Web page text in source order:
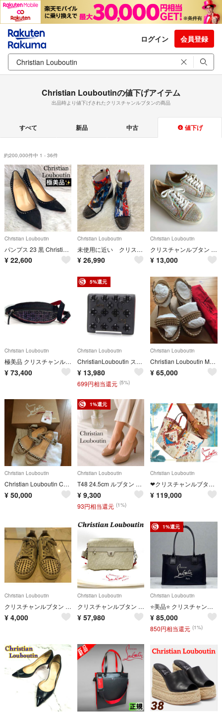
ログイン 会員登録
Christian Louboutinの値下げアイテム
出品時より値下げされたクリスチャンルブタンの商品
すべて 新品 中古 値下げ
約200,000件中 1 - 36件
Christian Louboutin
パンプス 23 黒 Christian Louboutin クリスチャンルブタン
¥ 22,600
Christian Louboutin
未使用に近い クリスチャンルブタン マルチカラー スタッズ ブーツ
¥ 26,990
Christian Louboutin
クリスチャンルブタン スニーカー ローカット グリッター ラメ スワロフスキー
¥ 13,000
Christian Louboutin
極美品 クリスチャンルブタン スパイク スタッズ ボディバッグ ウエストバッグ
¥ 73,400
5%還元
Christian Louboutin
ChristianLouboutin スパイクスタッズ 二つ折り財布 ミニ財布 HC790715
¥ 13,980
699円相当還元 (5%)
Christian Louboutin
Christian Louboutin MADMONICA 60
¥ 65,000
Christian Louboutin
Christian Louboutin CATACLOU 60
¥ 50,000
1%還元
Christian Louboutin
T48 24.5cm ルブタン イタリア製 エナメル 光沢 パンプス レディース
¥ 9,300
93円相当還元 (1%)
Christian Louboutin
❤クリスチャンルブタン❤ Greekaba トートバッグ 2way マルチカラー
¥ 119,000
Christian Louboutin
クリスチャンルブタン 白 レザー スニーカー サイズ25.5
¥ 4,000
Christian Louboutin
クリスチャンルブタン ルビタウン ベージュ ショルダーバッグ 80302
¥ 57,980
1%還元
Christian Louboutin
⭐️美品⭐️ クリスチャンルブタン ナストロルビ スモール トートバッグ
¥ 85,000
850円相当還元 (1%)